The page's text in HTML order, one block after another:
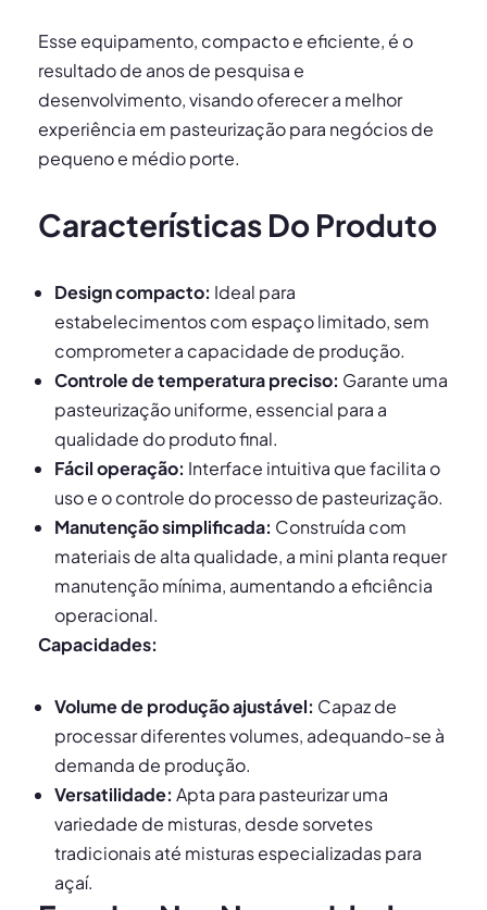
Esse equipamento, compacto e eficiente, é o
resultado de anos de pesquisa e
desenvolvimento, visando oferecer a melhor
experiência em pasteurização para negócios de
pequeno e médio porte.
Características Do Produto
Design compacto: Ideal para
estabelecimentos com espaço limitado, sem
comprometer a capacidade de produção.
Controle de temperatura preciso: Garante uma
pasteurização uniforme, essencial para a
qualidade do produto final.
Fácil operação: Interface intuitiva que facilita o
uso e o controle do processo de pasteurização.
Manutenção simplificada: Construída com
materiais de alta qualidade, a mini planta requer
manutenção mínima, aumentando a eficiência
operacional.
Capacidades:
Volume de produção ajustável: Capaz de
processar diferentes volumes, adequando-se à
demanda de produção.
Versatilidade: Apta para pasteurizar uma
variedade de misturas, desde sorvetes
tradicionais até misturas especializadas para
açaí.